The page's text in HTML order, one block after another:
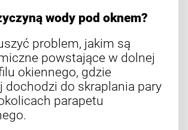
wody pod oknem?
problem, jakim są
powstające w dolnej
okiennego, gdzie
dochodzi do skraplania pary
parapetu